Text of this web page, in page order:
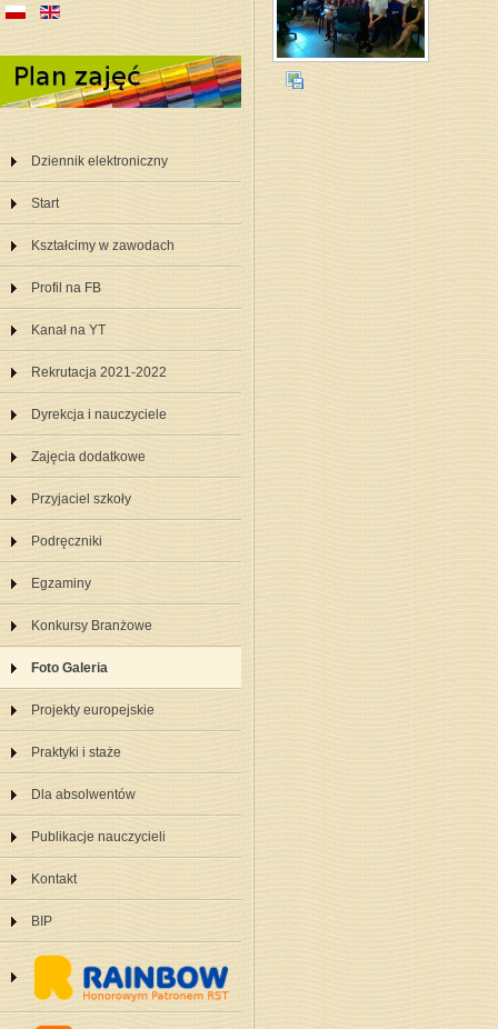
Dziennik elektroniczny
Start
Kształcimy w zawodach
Profil na FB
Kanał na YT
Rekrutacja 2021-2022
Dyrekcja i nauczyciele
Zajęcia dodatkowe
Przyjaciel szkoły
Podręczniki
Egzaminy
Konkursy Branżowe
Foto Galeria
Projekty europejskie
Praktyki i staże
Dla absolwentów
Publikacje nauczycieli
Kontakt
BIP